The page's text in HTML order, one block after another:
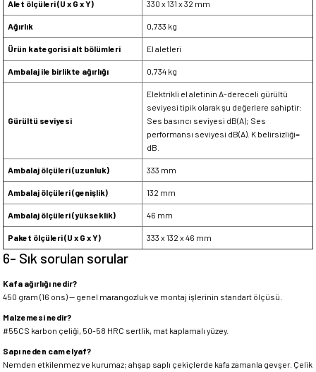
Alet ölçüleri (U x G x Y) 330 x 131 x 32 mm
Ağırlık 0,733 kg
Ürün kategorisi alt bölümleri El aletleri
Ambalaj ile birlikte ağırlığı 0,734 kg
Gürültü seviyesi
Elektrikli el aletinin A-dereceli gürültü
seviyesi tipik olarak şu değerlere sahiptir:
Ses basıncı seviyesi dB(A); Ses
performansı seviyesi dB(A). K belirsizliği=
dB.
Ambalaj ölçüleri (uzunluk) 333 mm
Ambalaj ölçüleri (genişlik) 132 mm
Ambalaj ölçüleri (yükseklik) 46 mm
Paket ölçüleri (U x G x Y) 333 x 132 x 46 mm
6- Sık sorulan sorular
Kafa ağırlığı nedir?
450 gram (16 ons) — genel marangozluk ve montaj işlerinin standart ölçüsü.
Malzemesi nedir?
#55CS karbon çeliği, 50-58 HRC sertlik, mat kaplamalı yüzey.
Sapı neden cam elyaf?
Nemden etkilenmez ve kurumaz; ahşap saplı çekiçlerde kafa zamanla gevşer. Çelik